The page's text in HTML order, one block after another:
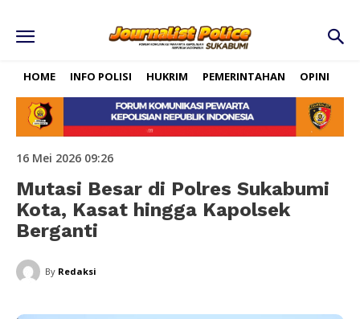
HOME INFO POLISI HUKRIM PEMERINTAHAN OPINI
16 Mei 2026 09:26
Mutasi Besar di Polres Sukabumi
Kota, Kasat hingga Kapolsek
Berganti
By Redaksi